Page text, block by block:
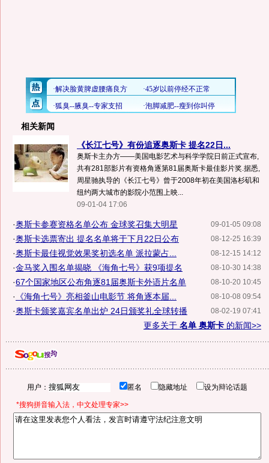
相关新闻
《长江七号》有份追逐奥斯卡 提名22日...
奥斯卡主办方——美国电影艺术与科学学院日前正式宣布,
共有281部影片有资格角逐第81届奥斯卡最佳影片奖.据悉,
周星驰执导的《长江七号》曾于2008年初在美国洛杉矶和
纽约两大城市的影院小范围上映...
09-01-04 17:06
09-01-05 09:08
·奥斯卡参赛资格名单公布 金球奖召集大明星
08-12-25 16:39
·奥斯卡选票寄出 提名名单将于下月22日公布
08-12-15 14:12
·奥斯卡最佳视觉效果奖初选名单 派拉蒙占...
08-10-30 14:38
·金马奖入围名单揭晓 《海角七号》获9项提名
08-10-20 10:45
·67个国家地区公布角逐81届奥斯卡外语片名单
08-10-08 09:54
· 《海角七号》亮相釜山电影节 将角逐本届...
08-02-19 07:41
·奥斯卡颁奖嘉宾名单出炉 24日颁奖礼全球转播
更多关于 名单 奥斯卡 的新闻>>
用户： 匿名 隐藏地址 设为辩论话题
*搜狗拼音输入法，中文处理专家>>